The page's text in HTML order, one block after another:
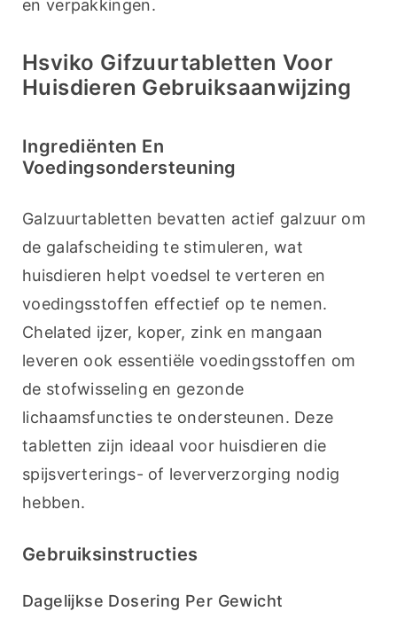
en verpakkingen.
Hsviko Gifzuurtabletten Voor
Huisdieren Gebruiksaanwijzing
Ingrediënten En
Voedingsondersteuning
Galzuurtabletten bevatten actief galzuur om
de galafscheiding te stimuleren, wat
huisdieren helpt voedsel te verteren en
voedingsstoffen effectief op te nemen.
Chelated ijzer, koper, zink en mangaan
leveren ook essentiële voedingsstoffen om
de stofwisseling en gezonde
lichaamsfuncties te ondersteunen. Deze
tabletten zijn ideaal voor huisdieren die
spijsverterings- of leververzorging nodig
hebben.
Gebruiksinstructies
Dagelijkse Dosering Per Gewicht